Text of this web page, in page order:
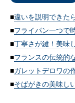
違いを説明できた
フライパン一つで
丁寧さが鍵！美味
フランスの伝統的
ガレットデロワの
そばがきの美味し